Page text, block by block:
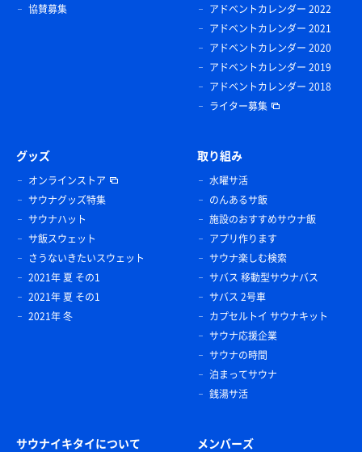
協賛募集
アドベントカレンダー 2022
アドベントカレンダー 2021
アドベントカレンダー 2020
アドベントカレンダー 2019
アドベントカレンダー 2018
ライター募集
グッズ
オンラインストア
サウナグッズ特集
サウナハット
サ飯スウェット
さうないきたいスウェット
2021年 夏 その1
2021年 夏 その1
2021年 冬
取り組み
水曜サ活
のんあるサ飯
施設のおすすめサウナ飯
アプリ作ります
サウナ楽しむ検索
サバス 移動型サウナバス
サバス 2号車
カプセルトイ サウナキット
サウナ応援企業
サウナの時間
泊まってサウナ
銭湯サ活
サウナイキタイについて メンバーズ